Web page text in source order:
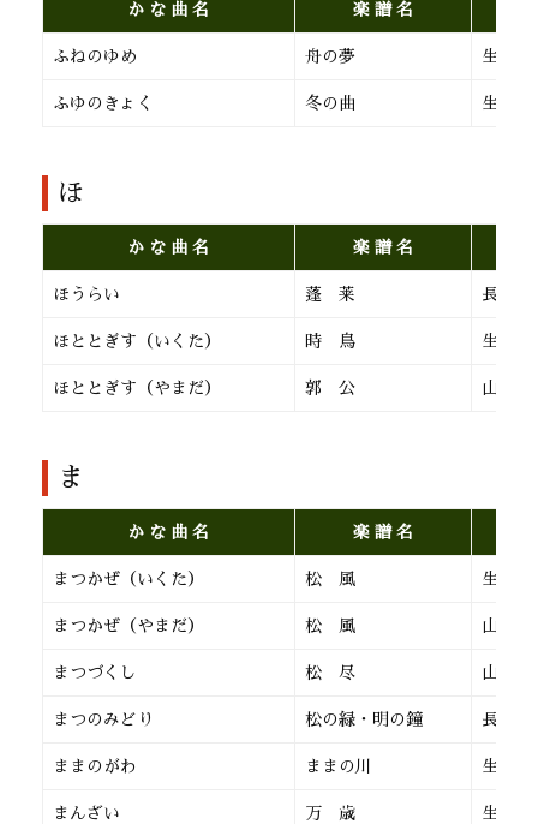
か な 曲 名 楽 譜 名
ふねのゆめ 舟の夢 生田流
ふゆのきょく 冬の曲 生田流
ほ
か な 曲 名 楽 譜 名
ほうらい 蓬 莱 長 唄
ほととぎす（いくた） 時 鳥 生田流
ほととぎす（やまだ） 郭 公 山田流
ま
か な 曲 名 楽 譜 名
まつかぜ（いくた） 松 風 生田流
まつかぜ（やまだ） 松 風 山田流
まつづくし 松 尽 山田流
まつのみどり 松の緑・明の鐘 長 唄
ままのがわ ままの川 生田流
まんざい 万 歳 生田流